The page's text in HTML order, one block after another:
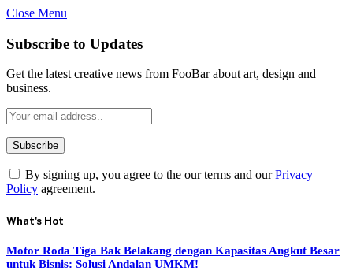
Close Menu
Subscribe to Updates
Get the latest creative news from FooBar about art, design and
business.
By signing up, you agree to the our terms and ourPrivacy
Policy agreement.
What's Hot
Motor Roda Tiga Bak Belakang dengan Kapasitas Angkut Besar
untuk Bisnis: Solusi Andalan UMKM!